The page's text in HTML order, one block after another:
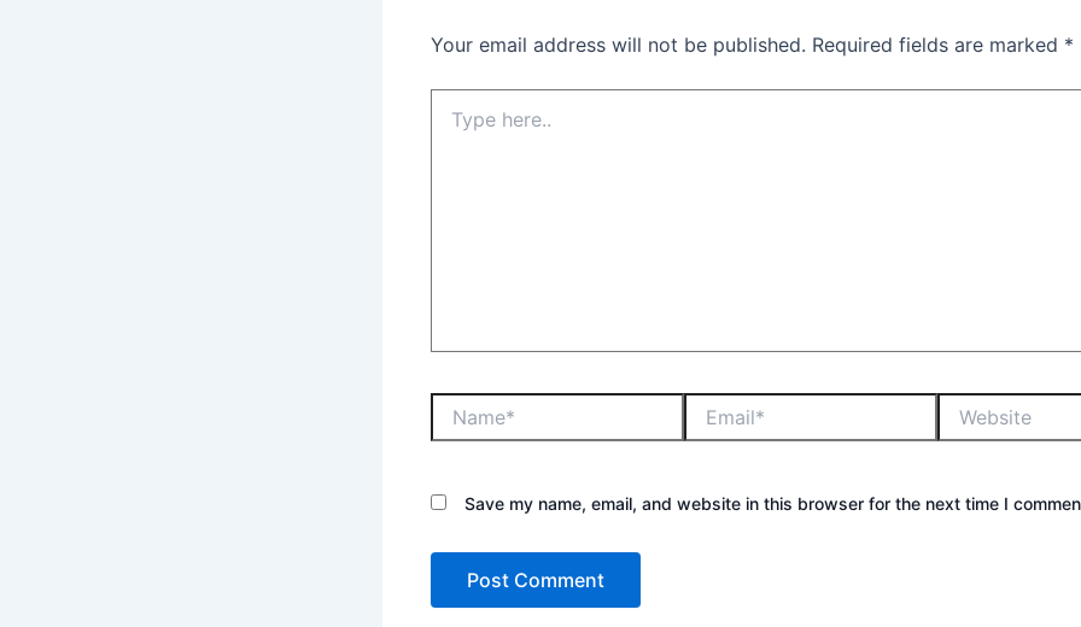
Your email address will not be published. Required fields are marked *
Save my name, email, and website in this browser for the next time I